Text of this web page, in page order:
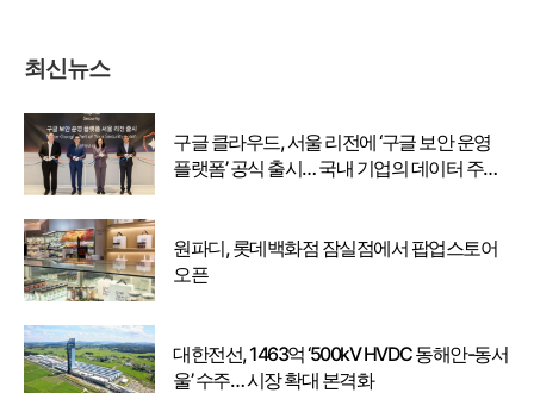
최신뉴스
구글 클라우드, 서울 리전에 ‘구글 보안 운영
플랫폼’ 공식 출시… 국내 기업의 데이터 주권
원파디, 롯데백화점 잠실점에서 팝업스토어
오픈
대한전선, 1463억 ‘500kV HVDC 동해안-동서
울’ 수주… 시장 확대 본격화